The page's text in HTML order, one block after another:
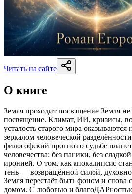
Читать на сайте
О книге
Земля проходит посвящение Земля
посвящение. Климат, ИИ, кризисы,
усталость старого мира
зеркалом человеческой
философский прогноз о судьбе
человечества: без паники, без
иронией. О том, как апокалипсис
тень — возвращённой силой,
Земля перестаёт быть фоном и снова
домом. С любовью и